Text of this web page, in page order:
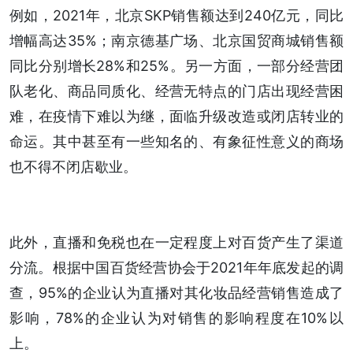
例如，2021年，北京SKP销售额达到240亿元，同比
增幅高达35%；南京德基广场、北京国贸商城销售额
同比分别增长28%和25%。另一方面，一部分经营团
队老化、商品同质化、经营无特点的门店出现经营困
难，在疫情下难以为继，面临升级改造或闭店转业的
命运。其中甚至有一些知名的、有象征性意义的商场
也不得不闭店歇业。
此外，直播和免税也在一定程度上对百货产生了渠道
分流。根据中国百货经营协会于2021年年底发起的调
查，95%的企业认为直播对其化妆品经营销售造成了
影响，78%的企业认为对销售的影响程度在10%以
上。